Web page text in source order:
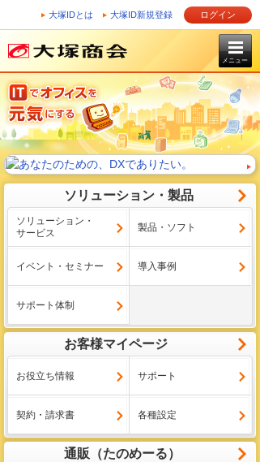
大塚IDとは 大塚ID新規登録 ログイン
メニュー
ソリューション・製品
ソリューション・
サービス
製品・ソフト
イベント・セミナー 導入事例
サポート体制
お客様マイページ
お役立ち情報 サポート
契約・請求書 各種設定
通販（たのめーる）